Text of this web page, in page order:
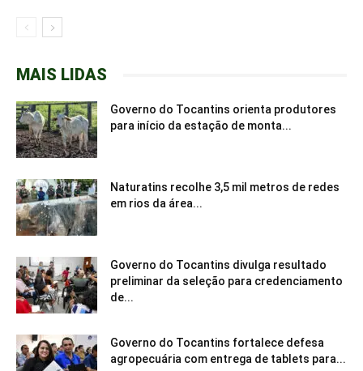
MAIS LIDAS
Governo do Tocantins orienta produtores
para início da estação de monta...
Naturatins recolhe 3,5 mil metros de redes
em rios da área...
Governo do Tocantins divulga resultado
preliminar da seleção para credenciamento
de...
Governo do Tocantins fortalece defesa
agropecuária com entrega de tablets para...